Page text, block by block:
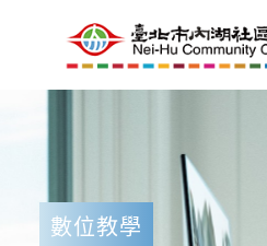
數位教學